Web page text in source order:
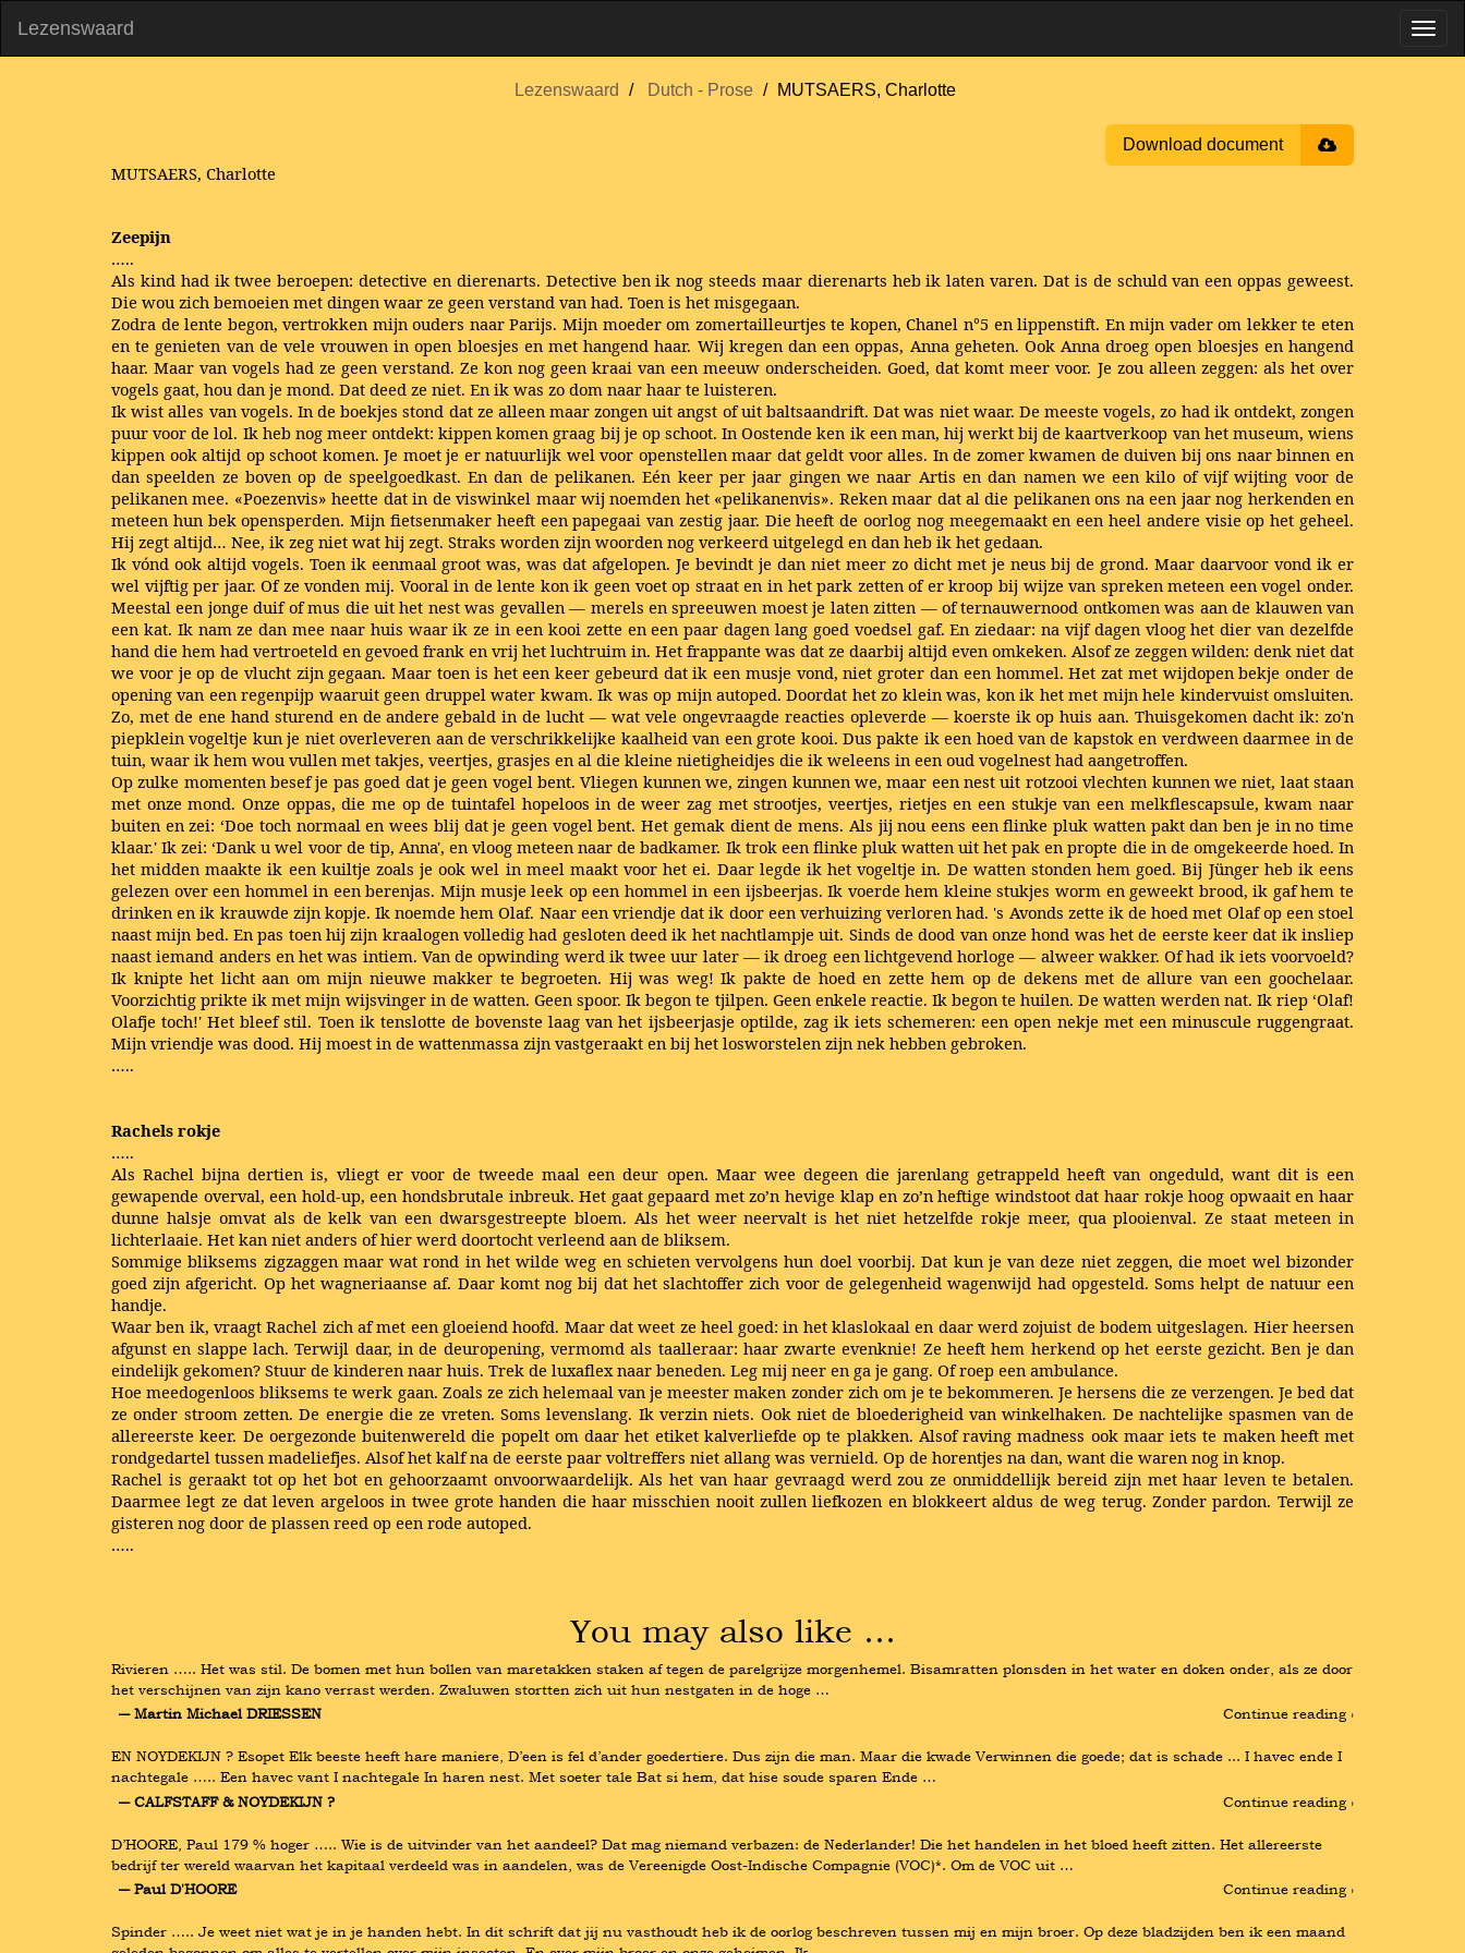
Lezenswaard
Lezenswaard Dutch - Prose MUTSAERS, Charlotte
Download document
MUTSAERS, Charlotte
Zeepijn
…..
Als kind had ik twee beroepen: detective en dierenarts. Detective ben ik nog steeds maar dierenarts heb ik laten varen. Dat is de schuld van een oppas geweest.
Die wou zich bemoeien met dingen waar ze geen verstand van had. Toen is het misgegaan.
Zodra de lente begon, vertrokken mijn ouders naar Parijs. Mijn moeder om zomertailleurtjes te kopen, Chanel n°5 en lippenstift. En mijn vader om lekker te eten
en te genieten van de vele vrouwen in open bloesjes en met hangend haar. Wij kregen dan een oppas, Anna geheten. Ook Anna droeg open bloesjes en hangend
haar. Maar van vogels had ze geen verstand. Ze kon nog geen kraai van een meeuw onderscheiden. Goed, dat komt meer voor. Je zou alleen zeggen: als het over
vogels gaat, hou dan je mond. Dat deed ze niet. En ik was zo dom naar haar te luisteren.
Ik wist alles van vogels. In de boekjes stond dat ze alleen maar zongen uit angst of uit baltsaandrift. Dat was niet waar. De meeste vogels, zo had ik ontdekt, zongen
puur voor de lol. Ik heb nog meer ontdekt: kippen komen graag bij je op schoot. In Oostende ken ik een man, hij werkt bij de kaartverkoop van het museum, wiens
kippen ook altijd op schoot komen. Je moet je er natuurlijk wel voor openstellen maar dat geldt voor alles. In de zomer kwamen de duiven bij ons naar binnen en
dan speelden ze boven op de speelgoedkast. En dan de pelikanen. Eén keer per jaar gingen we naar Artis en dan namen we een kilo of vijf wijting voor de
pelikanen mee. «Poezenvis» heette dat in de viswinkel maar wij noemden het «pelikanenvis». Reken maar dat al die pelikanen ons na een jaar nog herkenden en
meteen hun bek opensperden. Mijn fietsenmaker heeft een papegaai van zestig jaar. Die heeft de oorlog nog meegemaakt en een heel andere visie op het geheel.
Hij zegt altijd… Nee, ik zeg niet wat hij zegt. Straks worden zijn woorden nog verkeerd uitgelegd en dan heb ik het gedaan.
Ik vónd ook altijd vogels. Toen ik eenmaal groot was, was dat afgelopen. Je bevindt je dan niet meer zo dicht met je neus bij de grond. Maar daarvoor vond ik er
wel vijftig per jaar. Of ze vonden mij. Vooral in de lente kon ik geen voet op straat en in het park zetten of er kroop bij wijze van spreken meteen een vogel onder.
Meestal een jonge duif of mus die uit het nest was gevallen — merels en spreeuwen moest je laten zitten — of ternauwernood ontkomen was aan de klauwen van
een kat. Ik nam ze dan mee naar huis waar ik ze in een kooi zette en een paar dagen lang goed voedsel gaf. En ziedaar: na vijf dagen vloog het dier van dezelfde
hand die hem had vertroeteld en gevoed frank en vrij het luchtruim in. Het frappante was dat ze daarbij altijd even omkeken. Alsof ze zeggen wilden: denk niet dat
we voor je op de vlucht zijn gegaan. Maar toen is het een keer gebeurd dat ik een musje vond, niet groter dan een hommel. Het zat met wijdopen bekje onder de
opening van een regenpijp waaruit geen druppel water kwam. Ik was op mijn autoped. Doordat het zo klein was, kon ik het met mijn hele kindervuist omsluiten.
Zo, met de ene hand sturend en de andere gebald in de lucht — wat vele ongevraagde reacties opleverde — koerste ik op huis aan. Thuisgekomen dacht ik: zo'n
piepklein vogeltje kun je niet overleveren aan de verschrikkelijke kaalheid van een grote kooi. Dus pakte ik een hoed van de kapstok en verdween daarmee in de
tuin, waar ik hem wou vullen met takjes, veertjes, grasjes en al die kleine nietigheidjes die ik weleens in een oud vogelnest had aangetroffen.
Op zulke momenten besef je pas goed dat je geen vogel bent. Vliegen kunnen we, zingen kunnen we, maar een nest uit rotzooi vlechten kunnen we niet, laat staan
met onze mond. Onze oppas, die me op de tuintafel hopeloos in de weer zag met strootjes, veertjes, rietjes en een stukje van een melkflescapsule, kwam naar
buiten en zei: ‘Doe toch normaal en wees blij dat je geen vogel bent. Het gemak dient de mens. Als jij nou eens een flinke pluk watten pakt dan ben je in no time
klaar.' Ik zei: ‘Dank u wel voor de tip, Anna', en vloog meteen naar de badkamer. Ik trok een flinke pluk watten uit het pak en propte die in de omgekeerde hoed. In
het midden maakte ik een kuiltje zoals je ook wel in meel maakt voor het ei. Daar legde ik het vogeltje in. De watten stonden hem goed. Bij Jünger heb ik eens
gelezen over een hommel in een berenjas. Mijn musje leek op een hommel in een ijsbeerjas. Ik voerde hem kleine stukjes worm en geweekt brood, ik gaf hem te
drinken en ik krauwde zijn kopje. Ik noemde hem Olaf. Naar een vriendje dat ik door een verhuizing verloren had. 's Avonds zette ik de hoed met Olaf op een stoel
naast mijn bed. En pas toen hij zijn kraalogen volledig had gesloten deed ik het nachtlampje uit. Sinds de dood van onze hond was het de eerste keer dat ik insliep
naast iemand anders en het was intiem. Van de opwinding werd ik twee uur later — ik droeg een lichtgevend horloge — alweer wakker. Of had ik iets voorvoeld?
Ik knipte het licht aan om mijn nieuwe makker te begroeten. Hij was weg! Ik pakte de hoed en zette hem op de dekens met de allure van een goochelaar.
Voorzichtig prikte ik met mijn wijsvinger in de watten. Geen spoor. Ik begon te tjilpen. Geen enkele reactie. Ik begon te huilen. De watten werden nat. Ik riep ‘Olaf!
Olafje toch!' Het bleef stil. Toen ik tenslotte de bovenste laag van het ijsbeerjasje optilde, zag ik iets schemeren: een open nekje met een minuscule ruggengraat.
Mijn vriendje was dood. Hij moest in de wattenmassa zijn vastgeraakt en bij het losworstelen zijn nek hebben gebroken.
…..
Rachels rokje
…..
Als Rachel bijna dertien is, vliegt er voor de tweede maal een deur open. Maar wee degeen die jarenlang getrappeld heeft van ongeduld, want dit is een
gewapende overval, een hold-up, een hondsbrutale inbreuk. Het gaat gepaard met zo’n hevige klap en zo’n heftige windstoot dat haar rokje hoog opwaait en haar
dunne halsje omvat als de kelk van een dwarsgestreepte bloem. Als het weer neervalt is het niet hetzelfde rokje meer, qua plooienval. Ze staat meteen in
lichterlaaie. Het kan niet anders of hier werd doortocht verleend aan de bliksem.
Sommige bliksems zigzaggen maar wat rond in het wilde weg en schieten vervolgens hun doel voorbij. Dat kun je van deze niet zeggen, die moet wel bizonder
goed zijn afgericht. Op het wagneriaanse af. Daar komt nog bij dat het slachtoffer zich voor de gelegenheid wagenwijd had opgesteld. Soms helpt de natuur een
handje.
Waar ben ik, vraagt Rachel zich af met een gloeiend hoofd. Maar dat weet ze heel goed: in het klaslokaal en daar werd zojuist de bodem uitgeslagen. Hier heersen
afgunst en slappe lach. Terwijl daar, in de deuropening, vermomd als taalleraar: haar zwarte evenknie! Ze heeft hem herkend op het eerste gezicht. Ben je dan
eindelijk gekomen? Stuur de kinderen naar huis. Trek de luxaflex naar beneden. Leg mij neer en ga je gang. Of roep een ambulance.
Hoe meedogenloos bliksems te werk gaan. Zoals ze zich helemaal van je meester maken zonder zich om je te bekommeren. Je hersens die ze verzengen. Je bed dat
ze onder stroom zetten. De energie die ze vreten. Soms levenslang. Ik verzin niets. Ook niet de bloederigheid van winkelhaken. De nachtelijke spasmen van de
allereerste keer. De oergezonde buitenwereld die popelt om daar het etiket kalverliefde op te plakken. Alsof raving madness ook maar iets te maken heeft met
rondgedartel tussen madeliefjes. Alsof het kalf na de eerste paar voltreffers niet allang was vernield. Op de horentjes na dan, want die waren nog in knop.
Rachel is geraakt tot op het bot en gehoorzaamt onvoorwaardelijk. Als het van haar gevraagd werd zou ze onmiddellijk bereid zijn met haar leven te betalen.
Daarmee legt ze dat leven argeloos in twee grote handen die haar misschien nooit zullen liefkozen en blokkeert aldus de weg terug. Zonder pardon. Terwijl ze
gisteren nog door de plassen reed op een rode autoped.
…..
You may also like …
Rivieren ….. Het was stil. De bomen met hun bollen van maretakken staken af tegen de parelgrijze morgenhemel. Bisamratten plonsden in het water en doken onder, als ze door
het verschijnen van zijn kano verrast werden. Zwaluwen stortten zich uit hun nestgaten in de hoge …
― Martin Michael DRIESSEN
Continue reading ›
EN NOYDEKIJN ? Esopet Elk beeste heeft hare maniere, D’een is fel d’ander goedertiere. Dus zijn die man. Maar die kwade Verwinnen die goede; dat is schade ... I havec ende I
nachtegale ….. Een havec vant I nachtegale In haren nest. Met soeter tale Bat si hem, dat hise soude sparen Ende …
― CALFSTAFF & NOYDEKIJN ?
Continue reading ›
D’HOORE, Paul 179 % hoger ….. Wie is de uitvinder van het aandeel? Dat mag niemand verbazen: de Nederlander! Die het handelen in het bloed heeft zitten. Het allereerste
bedrijf ter wereld waarvan het kapitaal verdeeld was in aandelen, was de Vereenigde Oost-Indische Compagnie (VOC)*. Om de VOC uit …
― Paul D'HOORE
Continue reading ›
Spinder ….. Je weet niet wat je in je handen hebt. In dit schrift dat jij nu vasthoudt heb ik de oorlog beschreven tussen mij en mijn broer. Op deze bladzijden ben ik een maand